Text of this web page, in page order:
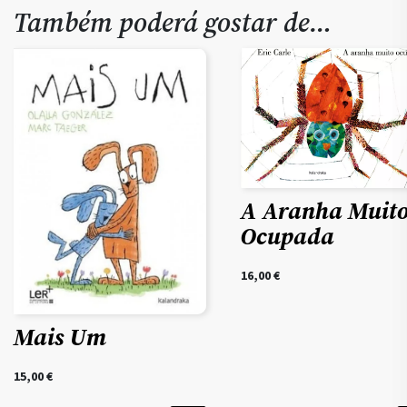
Também poderá gostar de…
Mais Um
15,00€
A Aranha
Ocupada
16,00€